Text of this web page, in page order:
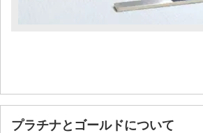
プラチナとゴールドについて